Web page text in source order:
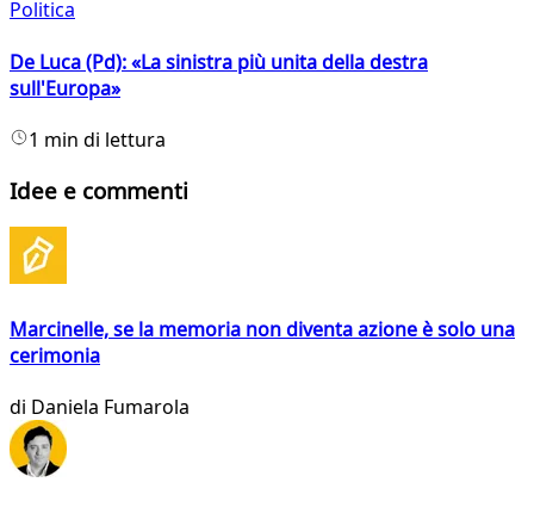
Politica
De Luca (Pd): «La sinistra più unita della destra
sull'Europa»
1 min di lettura
Idee e commenti
Marcinelle, se la memoria non diventa azione è solo una
cerimonia
di Daniela Fumarola